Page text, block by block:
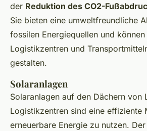
der Reduktion des CO2-
Sie bieten eine umweltfreundliche
fossilen Energiequellen und
Logistikzentren und
gestalten.
Solaranlagen
Solaranlagen auf den Dächern von
Logistikzentren sind eine effiziente
erneuerbare Energie zu nutzen.